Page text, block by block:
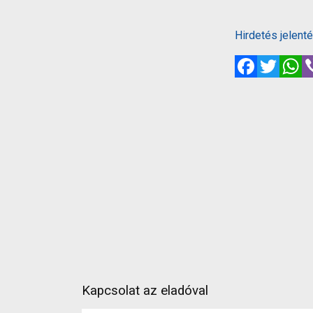
Hirdetés
FacebookTwitter
Kapcsolat az eladóval